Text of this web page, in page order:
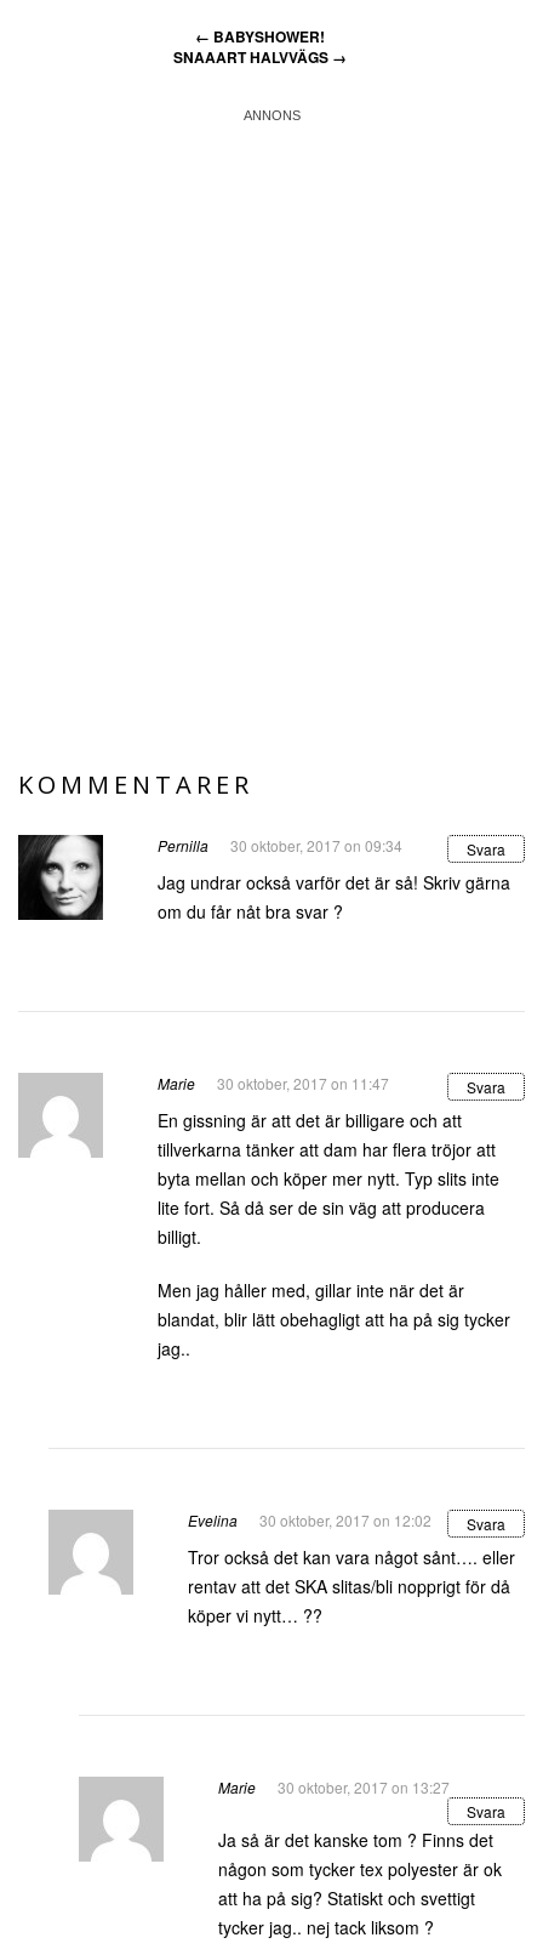
← BABYSHOWER!
SNAAART HALVVÄGS →
KOMMENTARER
Pernilla 30 oktober, 2017 on 09:34 Svara
Jag undrar också varför det är så! Skriv gärna
om du får nåt bra svar ?
Marie 30 oktober, 2017 on 11:47 Svara
En gissning är att det är billigare och att
tillverkarna tänker att dam har flera tröjor att
byta mellan och köper mer nytt. Typ slits inte
lite fort. Så då ser de sin väg att producera
billigt.
Men jag håller med, gillar inte när det är
blandat, blir lätt obehagligt att ha på sig tycker
jag..
Evelina 30 oktober, 2017 on 12:02 Svara
Tror också det kan vara något sånt…. eller
rentav att det SKA slitas/bli nopprigt för då
köper vi nytt… ??
Marie
30 oktober, 2017 on 13:27
Svara
Ja så är det kanske tom ? Finns det
någon som tycker tex polyester är ok
att ha på sig? Statiskt och svettigt
tycker jag.. nej tack liksom ?